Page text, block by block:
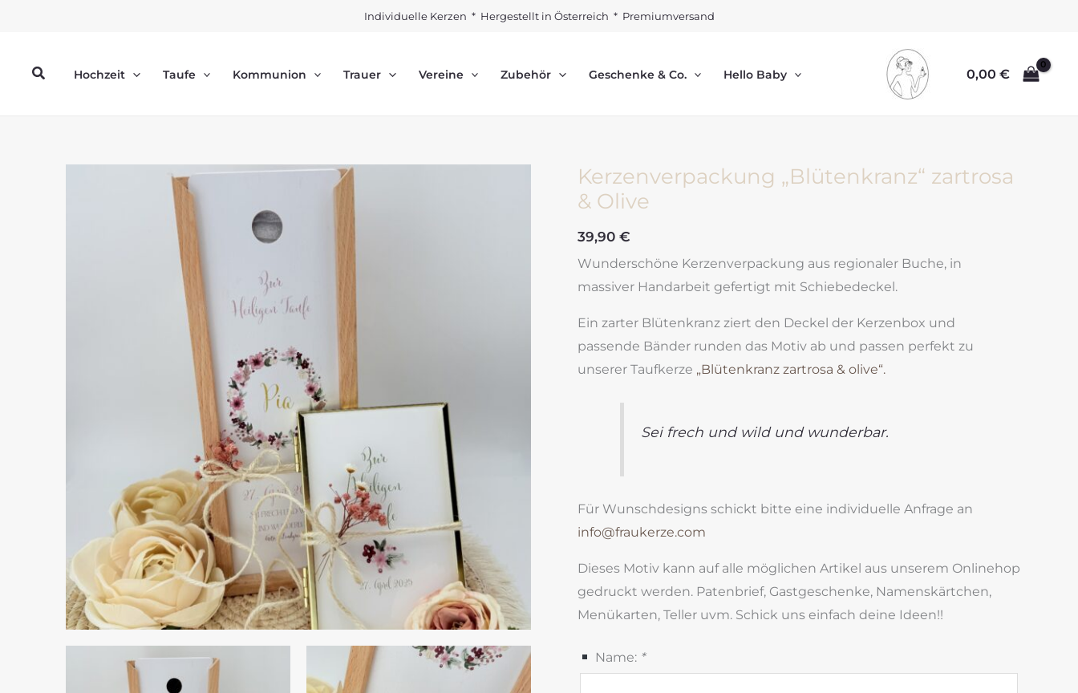
Individuelle Kerzen * Hergestellt in Österreich * Premiumversand
SuchenHochzeit Taufe Kommunion Trauer Vereine Zubehör Geschenke & Co. Hello Baby 0,00 €
Kerzenverpackung „Blütenkranz“ zartrosa
& Olive
39,90 €
Wunderschöne Kerzenverpackung aus regionaler Buche, in
massiver Handarbeit gefertigt mit Schiebedeckel.
Ein zarter Blütenkranz ziert den Deckel der Kerzenbox und
passende Bänder runden das Motiv ab und passen perfekt zu
unserer Taufkerze „Blütenkranz zartrosa & olive“.
Sei frech und wild und wunderbar.
Für Wunschdesigns schickt bitte eine individuelle Anfrage an
info@fraukerze.com
Dieses Motiv kann auf alle möglichen Artikel aus unserem Onlinehop
gedruckt werden. Patenbrief, Gastgeschenke, Namenskärtchen,
Menükarten, Teller uvm. Schick uns einfach deine Ideen!!
Name: *